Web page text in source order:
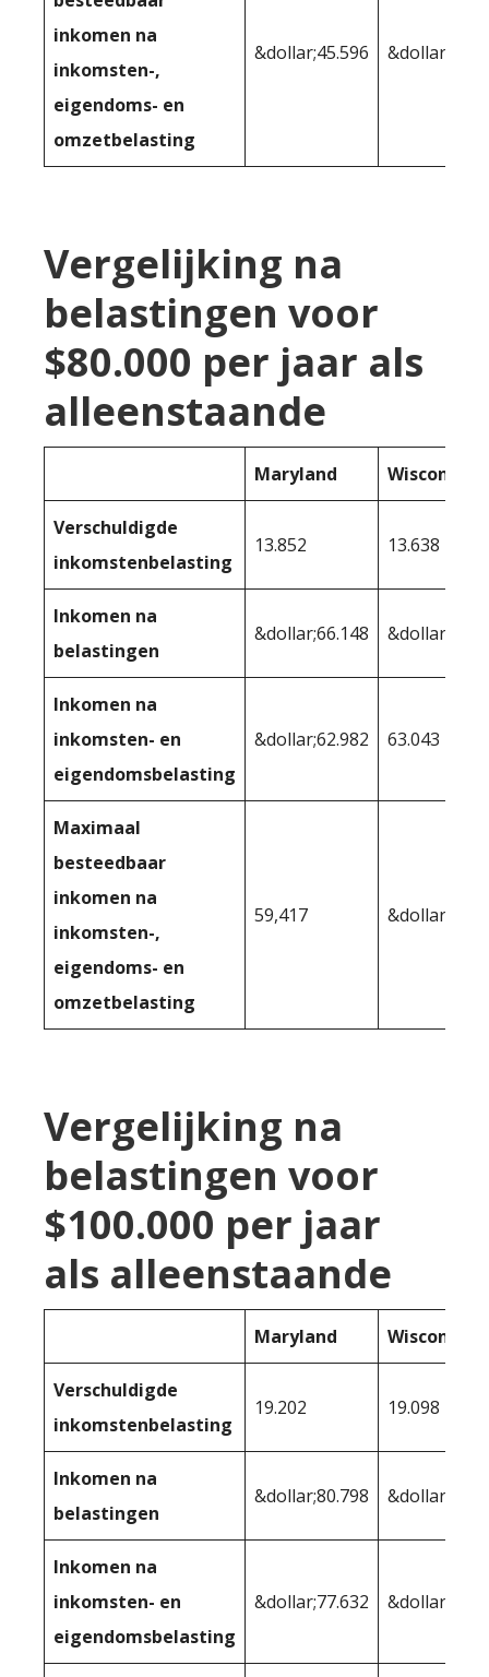
inkomen na
inkomsten-,
eigendoms- en
omzetbelasting
&dollar;45.596
Vergelijking na
belastingen voor
$80.000 per jaar als
alleenstaande
Maryland Wisconsin
Verschuldigde
inkomstenbelasting
13.852 13.638
Inkomen na
belastingen
&dollar;66.148
Inkomen na
inkomsten- en
eigendomsbelasting
&dollar;62.982 63.043
Maximaal
besteedbaar
inkomen na
inkomsten-,
eigendoms- en
omzetbelasting
59,417
Vergelijking na
belastingen voor
$100.000 per jaar
als alleenstaande
Maryland Wisconsin
Verschuldigde
inkomstenbelasting
19.202 19.098
Inkomen na
belastingen
&dollar;80.798
Inkomen na
inkomsten- en
eigendomsbelasting
&dollar;77.632